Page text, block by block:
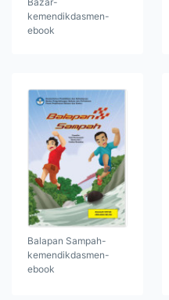
kemendikdasmen-
ebook
Balapan Sampah-
kemendikdasmen-
ebook